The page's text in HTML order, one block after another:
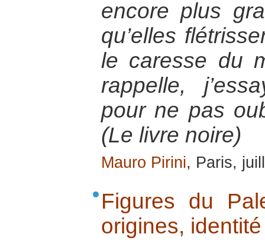
encore plus
qu’elles
le caresse du
rappelle,
pour ne pas
(Le livre noire)
Mauro Pirini, Paris,
Figures du
origines,